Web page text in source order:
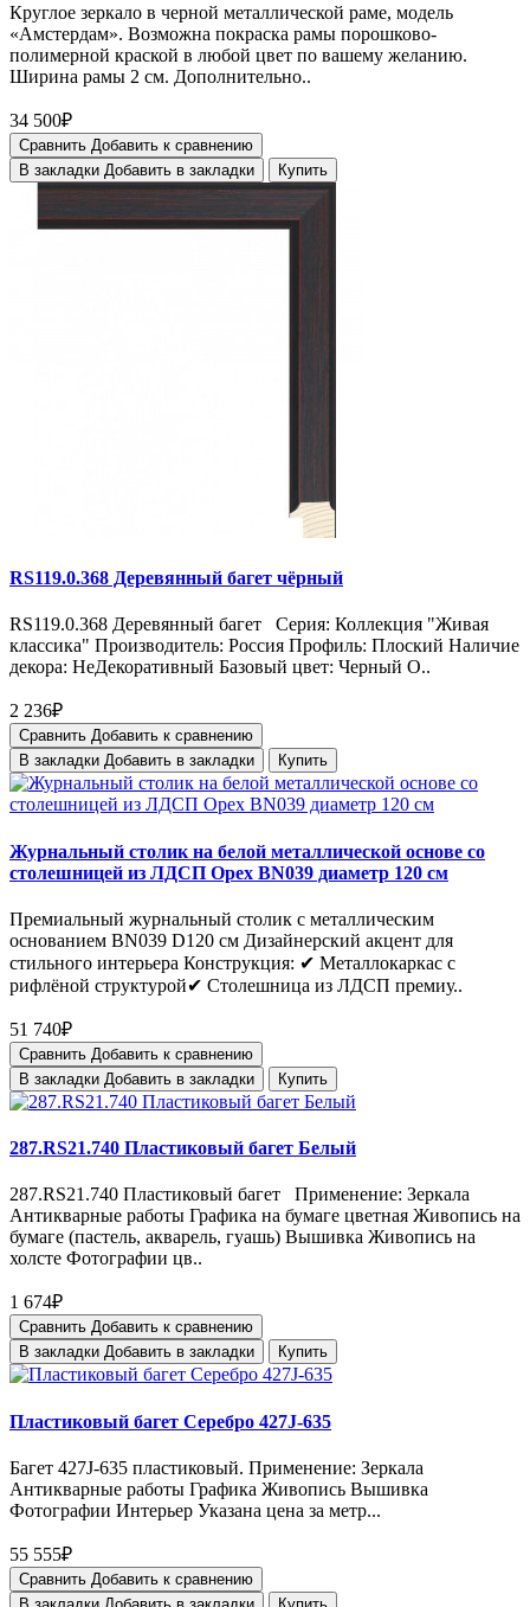
Круглое зеркало в черной металлической раме, модель
«Амстердам». Возможна покраска рамы порошково-
полимерной краской в любой цвет по вашему желанию.
Ширина рамы 2 см. Дополнительно..
34 500₽
Сравнить Добавить к сравнению
В закладки Добавить в закладки Купить
RS119.0.368 Деревянный багет чёрный
RS119.0.368 Деревянный багет Серия: Коллекция "Живая
классика" Производитель: Россия Профиль: Плоский Наличие
декора: НеДекоративный Базовый цвет: Черный О..
2 236₽
Сравнить Добавить к сравнению
В закладки Добавить в закладки Купить
Журнальный столик на белой металлической основе со
столешницей из ЛДСП Орех BN039 диаметр 120 см
Премиальный журнальный столик с металлическим
основанием BN039 D120 см Дизайнерский акцент для
стильного интерьера Конструкция: ✔ Металлокаркас с
рифлёной структурой✔ Столешница из ЛДСП премиу..
51 740₽
Сравнить Добавить к сравнению
В закладки Добавить в закладки Купить
287.RS21.740 Пластиковый багет Белый
287.RS21.740 Пластиковый багет Применение: Зеркала
Антикварные работы Графика на бумаге цветная Живопись на
бумаге (пастель, акварель, гуашь) Вышивка Живопись на
холсте Фотографии цв..
1 674₽
Сравнить Добавить к сравнению
В закладки Добавить в закладки Купить
Пластиковый багет Серебро 427J-635
Багет 427J-635 пластиковый. Применение: Зеркала
Антикварные работы Графика Живопись Вышивка
Фотографии Интерьер Указана цена за метр...
55 555₽
Сравнить Добавить к сравнению